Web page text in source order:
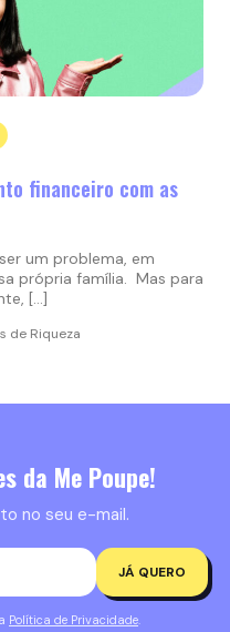
financeiro com as
um problema, em
própria família. Mas para
[…]
de Riqueza
da Me Poupe!
no seu e-mail.
JÁ QUERO
Política de Privacidade.